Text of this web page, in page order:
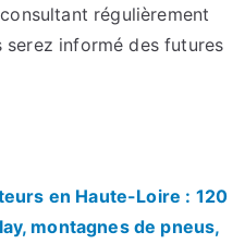
régulièrement
informé des futures
en Haute-Loire : 120
montagnes de pneus,